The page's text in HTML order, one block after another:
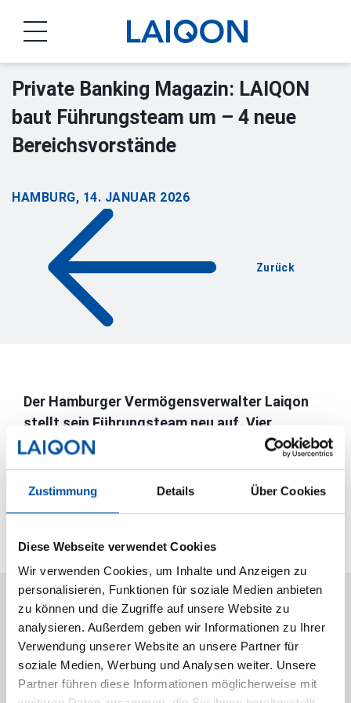
Zustimmung Details Über Cookies
Diese Webseite verwendet Cookies
Wir verwenden Cookies, um Inhalte und Anzeigen zu
personalisieren, Funktionen für soziale Medien anbieten
zu können und die Zugriffe auf unsere Website zu
analysieren. Außerdem geben wir Informationen zu Ihrer
Verwendung unserer Website an unsere Partner für
soziale Medien, Werbung und Analysen weiter. Unsere
Partner führen diese Informationen möglicherweise mit
LAIQON
Private Banking Magazin: LAIQON
baut Führungsteam um – 4 neue
Bereichsvorstände
HAMBURG, 14. JANUAR 2026
Zurück
Der Hamburger Vermögensverwalter Laiqon
stellt sein Führungsteam neu auf. Vier
Bereichsvorstände übernehmen zentrale
Zum Artikel.
LAIQON
FOLGEN SIE UNS